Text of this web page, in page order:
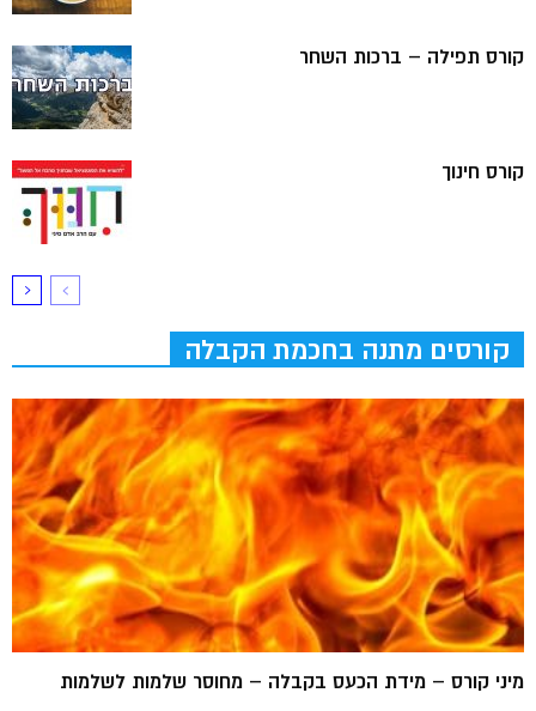
קורס תפילה – ברכות השחר
קורס חינוך
קורסים מתנה בחכמת הקבלה
מיני קורס – מידת הכעס בקבלה – מחוסר שלמות לשלמות